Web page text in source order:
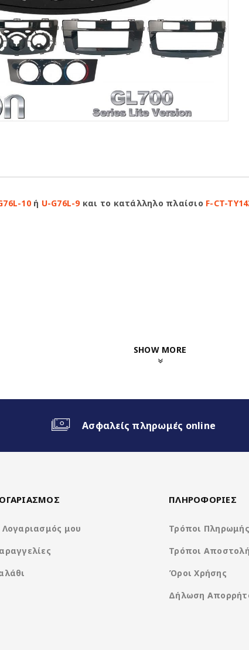
10ή U-G76L-9και το κατάλληλο πλαίσιο F-CT-
SHOW MORE
Ασφαλείς πληρωμές online
μου
ΠΛΗΡΟΦΟΡΙΕΣ
Τρόποι Πληρωμής
Τρόποι
Όροι Χρήσης
Δήλωση